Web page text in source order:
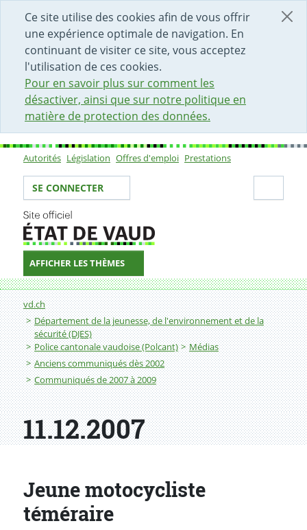
Ce site utilise des cookies afin de vous offrir
une expérience optimale de navigation. En
continuant de visiter ce site, vous acceptez
l'utilisation de ces cookies.
Pour en savoir plus sur comment les
désactiver, ainsi que sur notre politique en
matière de protection des données.
DÉBUT DU CONTENU DE LA PAGE
ACCÈS AU CHAMP DE RECHERCHE
PAGE D'ACCUEIL
FORMULAIRE DE CONTACT
Sous-navigation
Autorités Législation Offres d'emploi Prestations
Votre identité
SE CONNECTER
AFFICHER LES THÈMES
Fil d'Ariane
vd.ch
Département de la jeunesse, de l'environnement et de la
sécurité (DJES)
Police cantonale vaudoise (Polcant)
Médias
Anciens communiqués dès 2002
Communiqués de 2007 à 2009
11.12.2007
11.12.2007
Jeune motocycliste
téméraire